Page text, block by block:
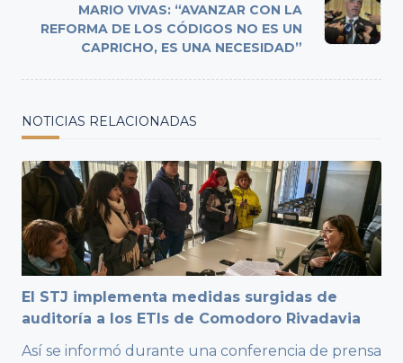
text">Page</span>
MARIO VIVAS: “AVANZAR CON LA
REFORMA DE LOS CÓDIGOS NO ES UN
CAPRICHO, ES UNA NECESIDAD”
NOTICIAS RELACIONADAS
El STJ implementa medidas surgidas de
auditoría a los ETIs de Comodoro Rivadavia
Así se informó durante una conferencia de prensa